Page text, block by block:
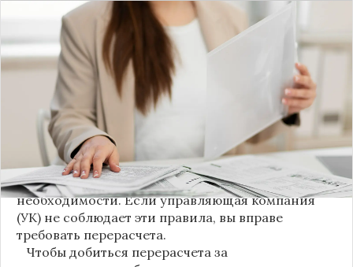
С 1 августа в квитанциях за жилищно-
коммунальные услуги введено важное
новшество. Как поясняет автор канала "ВЗО
ProДеньги", теперь уборка мест общего
пользования (МОП) выделена в отдельную
строку. Это дает жильцам четкое понимание, за
что именно они платят.
Новые нормы строго регламентируют частоту
уборки: мытье полов и лестниц должно
проводиться несколько раз в неделю, удаление
пыли – еженедельно, а уборка снега – по мере
необходимости. Если управляющая компания
(УК) не соблюдает эти правила, вы вправе
требовать перерасчета.
Чтобы добиться перерасчета за